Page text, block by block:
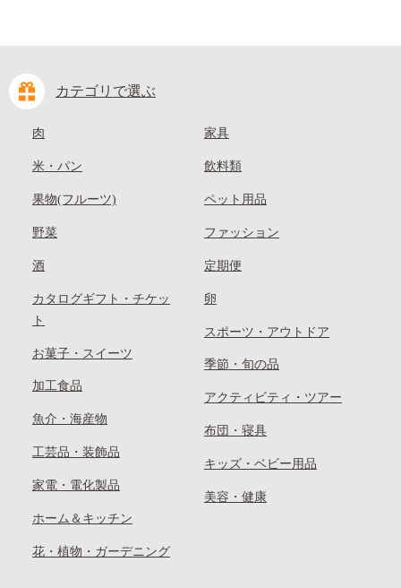
カテゴリで選ぶ
肉
米・パン
果物(フルーツ)
野菜
酒
カタログギフト・チケッ
ト
お菓子・スイーツ
加工食品
魚介・海産物
工芸品・装飾品
家電・電化製品
ホーム＆キッチン
花・植物・ガーデニング
家具
飲料類
ペット用品
ファッション
定期便
卵
スポーツ・アウトドア
季節・旬の品
アクティビティ・ツアー
布団・寝具
キッズ・ベビー用品
美容・健康